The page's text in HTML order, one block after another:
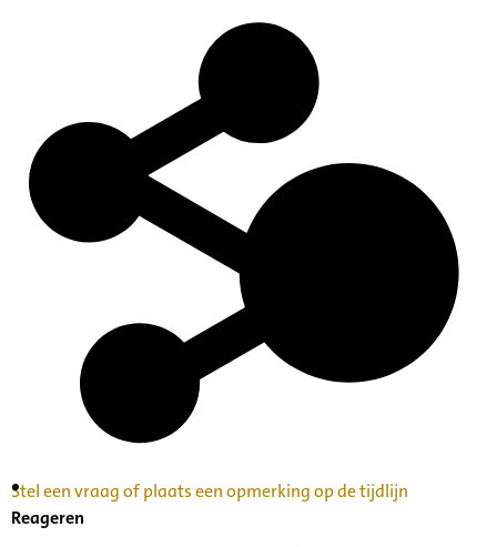
Inventaris Betekende partituren, geordend op
Stel een vraag of plaats een opmerking op de tijdlijn
Reageren